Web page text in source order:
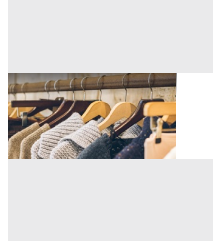
Capi Vestiari all'asta a Padova
Padova (Padova)
Offerta minima
69,64 €
Codice asta:AT713780268
Asta chiusa